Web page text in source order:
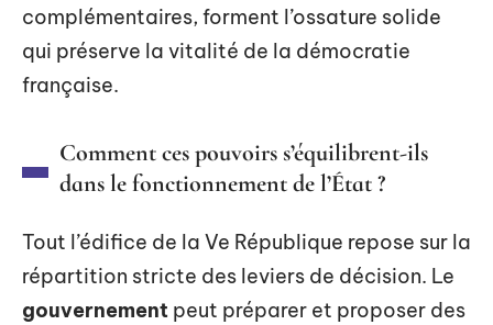
complémentaires, forment l’ossature solide
qui préserve la vitalité de la démocratie
française.
Comment ces pouvoirs s’équilibrent-ils
dans le fonctionnement de l’État ?
Tout l’édifice de la Ve République repose sur la
répartition stricte des leviers de décision. Le
gouvernement peut préparer et proposer des